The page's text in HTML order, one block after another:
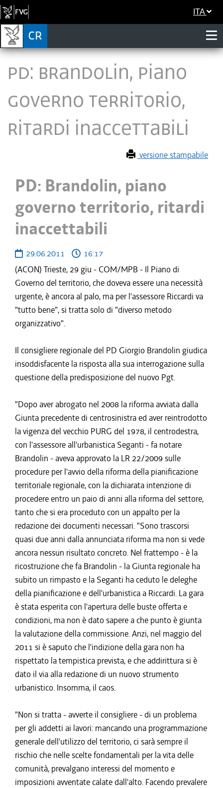
ITA
PD: Brandolin, piano
governo territorio,
ritardi inaccettabili
versione stampabile
PD: Brandolin, piano
governo territorio, ritardi
inaccettabili
29.06.2011
16:17
(ACON) Trieste, 29 giu - COM/MPB - Il Piano di
Governo del territorio, che doveva essere una necessità
urgente, è ancora al palo, ma per l'assessore Riccardi va
"tutto bene", si tratta solo di "diverso metodo
organizzativo".
Il consigliere regionale del PD Giorgio Brandolin giudica
insoddisfacente la risposta alla sua interrogazione sulla
questione della predisposizione del nuovo Pgt.
"Dopo aver abrogato nel 2008 la riforma avviata dalla
Giunta precedente di centrosinistra ed aver reintrodotto
la vigenza del vecchio PURG del 1978, il centrodestra,
con l'assessore all'urbanistica Seganti - fa notare
Brandolin - aveva approvato la LR 22/2009 sulle
procedure per l'avvio della riforma della pianificazione
territoriale regionale, con la dichiarata intenzione di
procedere entro un paio di anni alla riforma del settore,
tanto che si era proceduto con un appalto per la
redazione dei documenti necessari. "Sono trascorsi
quasi due anni dalla annunciata riforma ma non si vede
ancora nessun risultato concreto. Nel frattempo - è la
ricostruzione che fa Brandolin - la Giunta regionale ha
subito un rimpasto e la Seganti ha ceduto le deleghe
della pianificazione e dell'urbanistica a Riccardi. La gara
è stata esperita con l'apertura delle buste offerta e
condizioni, ma non è dato sapere a che punto è giunta
la valutazione della commissione. Anzi, nel maggio del
2011 si è saputo che l'indizione della gara non ha
rispettato la tempistica prevista, e che addirittura si è
dato il via alla redazione di un nuovo strumento
urbanistico. Insomma, il caos.
"Non si tratta - avverte il consigliere - di un problema
per gli addetti ai lavori: mancando una programmazione
generale dell'utilizzo del territorio, ci sarà sempre il
rischio che nelle scelte fondamentali per la vita delle
comunità, prevalgano interessi del momento e
imposizioni avventate calate dall'alto. Facendo prevalere